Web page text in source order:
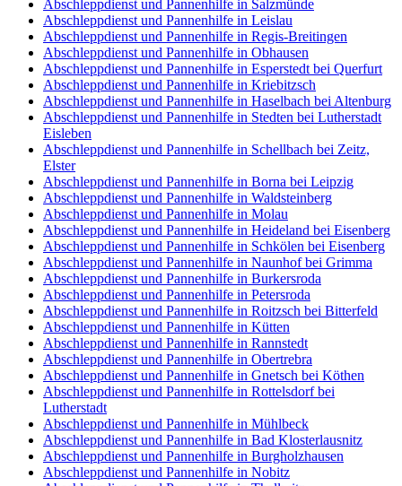
Abschleppdienst und Pannenhilfe in Salzmünde
Abschleppdienst und Pannenhilfe in Leislau
Abschleppdienst und Pannenhilfe in Regis-Breitingen
Abschleppdienst und Pannenhilfe in Obhausen
Abschleppdienst und Pannenhilfe in Esperstedt bei Querfurt
Abschleppdienst und Pannenhilfe in Kriebitzsch
Abschleppdienst und Pannenhilfe in Haselbach bei Altenburg
Abschleppdienst und Pannenhilfe in Stedten bei Lutherstadt
Eisleben
Abschleppdienst und Pannenhilfe in Schellbach bei Zeitz,
Elster
Abschleppdienst und Pannenhilfe in Borna bei Leipzig
Abschleppdienst und Pannenhilfe in Waldsteinberg
Abschleppdienst und Pannenhilfe in Molau
Abschleppdienst und Pannenhilfe in Heideland bei Eisenberg
Abschleppdienst und Pannenhilfe in Schkölen bei Eisenberg
Abschleppdienst und Pannenhilfe in Naunhof bei Grimma
Abschleppdienst und Pannenhilfe in Burkersroda
Abschleppdienst und Pannenhilfe in Petersroda
Abschleppdienst und Pannenhilfe in Roitzsch bei Bitterfeld
Abschleppdienst und Pannenhilfe in Kütten
Abschleppdienst und Pannenhilfe in Rannstedt
Abschleppdienst und Pannenhilfe in Obertrebra
Abschleppdienst und Pannenhilfe in Gnetsch bei Köthen
Abschleppdienst und Pannenhilfe in Rottelsdorf bei
Lutherstadt
Abschleppdienst und Pannenhilfe in Mühlbeck
Abschleppdienst und Pannenhilfe in Bad Klosterlausnitz
Abschleppdienst und Pannenhilfe in Burgholzhausen
Abschleppdienst und Pannenhilfe in Nobitz